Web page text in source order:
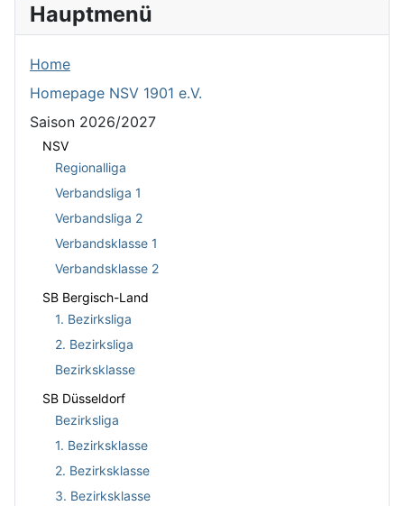
Hauptmenü
Home
Homepage NSV 1901 e.V.
Saison 2026/2027
NSV
Regionalliga
Verbandsliga 1
Verbandsliga 2
Verbandsklasse 1
Verbandsklasse 2
SB Bergisch-Land
1. Bezirksliga
2. Bezirksliga
Bezirksklasse
SB Düsseldorf
Bezirksliga
1. Bezirksklasse
2. Bezirksklasse
3. Bezirksklasse